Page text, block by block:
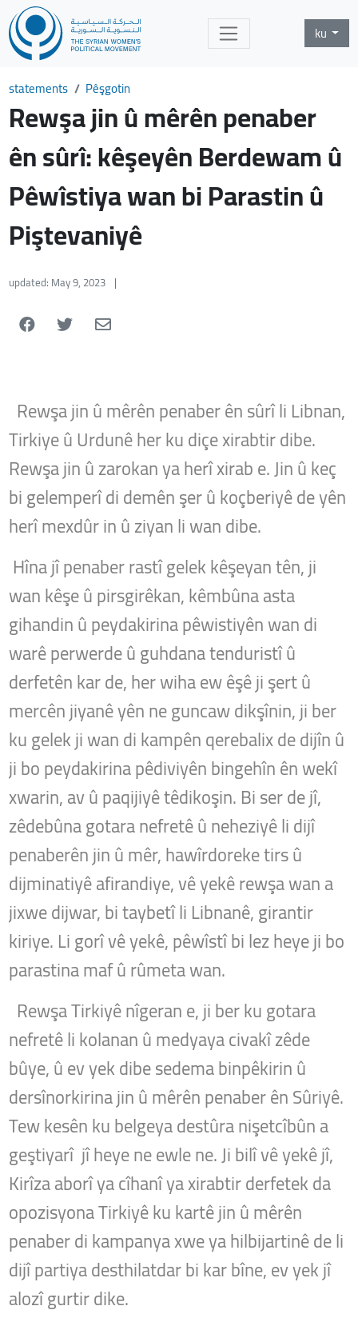
ku
statements Pêşgotin
Rewşa jin û mêrên penaber
ên sûrî: kêşeyên Berdewam û
Pêwîstiya wan bi Parastin û
Piştevaniyê
updated: May 9, 2023 |
Rewşa jin û mêrên penaber ên sûrî li Libnan,
Tirkiye û Urdunê her ku diçe xirabtir dibe.
Rewşa jin û zarokan ya herî xirab e.Jin û keç
bi gelemperî di demên şer û koçberiyê de yên
herî mexdûr in û ziyan li wan dibe.
Hîna jî penaber rastî gelek kêşeyan tên, ji
wan kêşe û pirsgirêkan, kêmbûna asta
gihandin û peydakirina pêwistiyên wan di
warê perwerde û guhdana tenduristî û
derfetên kar de, her wiha ew êşê ji şert û
mercên jiyanê yên ne guncaw dikşînin, ji ber
ku gelek ji wan di kampên qerebalix de dijîn û
ji bo peydakirina pêdiviyên bingehîn ên wekî
xwarin, av û paqijiyê têdikoşin. Bi ser de jî,
zêdebûna gotara nefretê û neheziyê li dijî
penaberên jin û mêr, hawîrdoreke tirs û
dijminatiyê afirandiye,vê yekê rewşa wan a
jixwe dijwar, bi taybetî li Libnanê, girantir
kiriye. Li gorî vê yekê, pêwîstî bi lez heye ji bo
parastina maf û rûmeta wan.
Rewşa Tirkiyê nîgeran e, ji ber ku gotara
nefretê li kolanan û medyaya civakî zêde
bûye, û ev yek dibe sedema binpêkirin û
dersînorkirina jin û mêrên penaber ên Sûriyê.
Tew kesên ku belgeya destûra nişetcîbûn a
geştiyarî jî heye ne ewle ne. Ji bilî vê yekê jî,
Kirîza aborî ya cîhanî ya xirabtir derfetek da
opozisyona Tirkiyê ku kartê jin û mêrên
penaber di kampanya xwe ya hilbijartinê de li
dijî partiya desthilatdar bi kar bîne, ev yek jî
alozî gurtir dike.